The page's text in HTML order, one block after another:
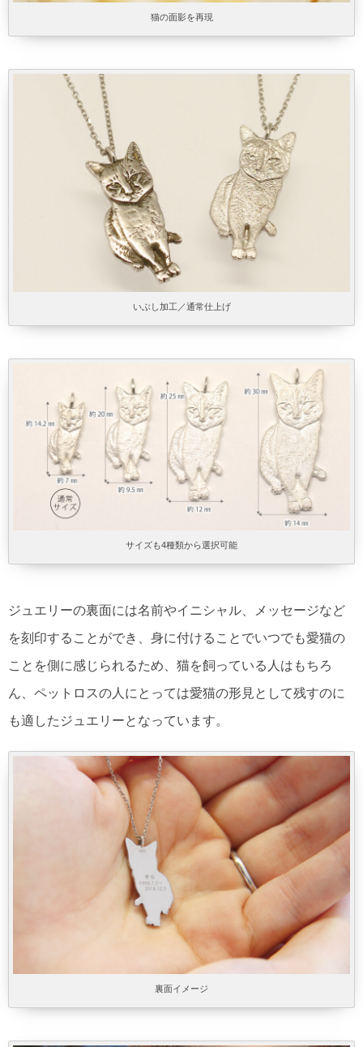
猫の面影を再現
いぶし加工／通常仕上げ
サイズも4種類から選択可能
ジュエリーの裏面には名前やイニシャル、メッセージなど
を刻印することができ、身に付けることでいつでも愛猫の
ことを側に感じられるため、猫を飼っている人はもちろ
ん、ペットロスの人にとっては愛猫の形見として残すのに
も適したジュエリーとなっています。
裏面イメージ